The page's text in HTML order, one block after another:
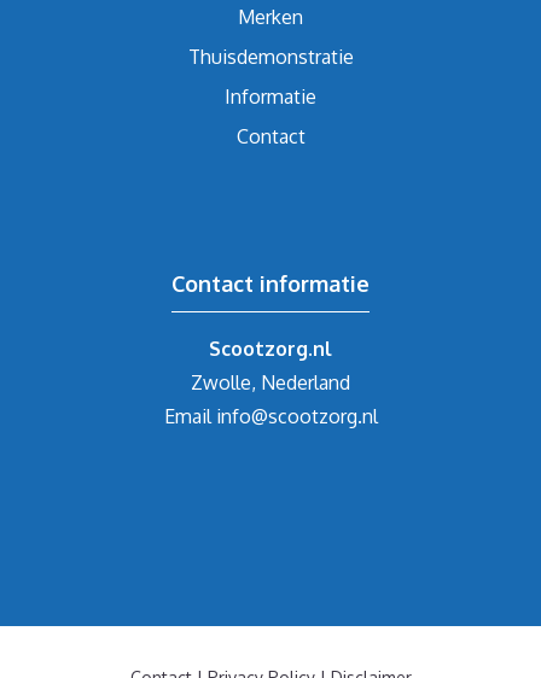
Merken
Thuisdemonstratie
Informatie
Contact
Contact informatie
Scootzorg.nl
Zwolle, Nederland
Email info@scootzorg.nl